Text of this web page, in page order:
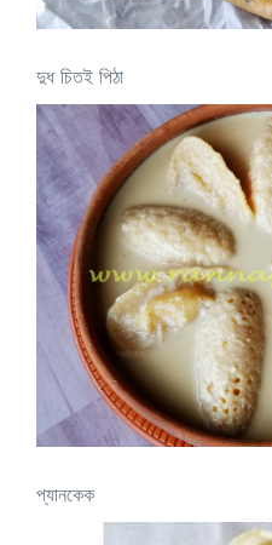
দুধ চিতই পিঠা
প্যানকেক